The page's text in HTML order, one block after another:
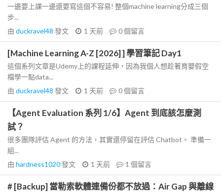
一邊要上課一邊還要寫這個不容易! 整個machine learning分成三個
步...
由 duckravel48 發文 1 天前 0個留言
[Machine Learning A-Z [2026] ] 學習筆記 Day1
這個系列文章是Udemy上的課程延伸，因為我個人想趁著育嬰假空
檔學一點data...
由 duckravel48 發文 1 天前 0個留言
【Agent Evaluation 系列 1/6】Agent 到底該怎麼測
試？
很多團隊評估 Agent 的方法，其實還停留在評估 Chatbot。 準備一
組...
由 hardness1020發文 1 天前 1 個留言
# [Backup] 當勒索軟體連備份都不放過：Air Gap 與離線